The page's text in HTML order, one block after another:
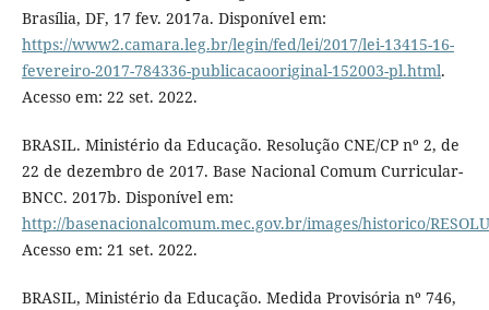
Brasília, DF, 17 fev. 2017a. Disponível em:
https://www2.camara.leg.br/legin/fed/lei/2017/lei-13415-16-
fevereiro-2017-784336-publicacaooriginal-152003-pl.html.
Acesso em: 22 set. 2022.
BRASIL. Ministério da Educação. Resolução CNE/CP nº 2, de
22 de dezembro de 2017. Base Nacional Comum Curricular-
BNCC. 2017b. Disponível em:
http://basenacionalcomum.mec.gov.br/images/historico/
Acesso em: 21 set. 2022.
BRASIL, Ministério da Educação. Medida Provisória nº 746,